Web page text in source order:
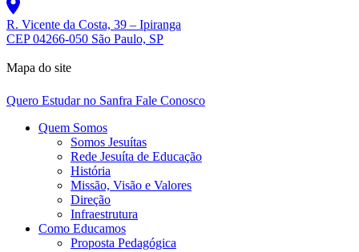
R. Vicente da Costa, 39 – Ipiranga
CEP 04266-050 São Paulo, SP
Mapa do site
Quero Estudar no Sanfra Fale Conosco
Quem Somos
Somos Jesuítas
Rede Jesuíta de Educação
História
Missão, Visão e Valores
Direção
Infraestrutura
Como Educamos
Proposta Pedagógica